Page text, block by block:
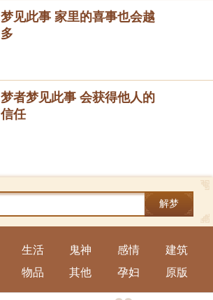
梦见此事 家里的喜事也会越
多
梦者梦见此事 会获得他人的
信任
解梦
生活 鬼神 感情
建筑
物品 其他 孕妇 原版